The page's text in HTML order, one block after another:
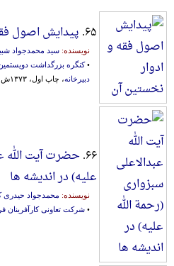
۶۵. پیدایش اصول
نویسنده: سید محمدجواد
•کنگره بزرگداشت
دبیرخانه، چاپ اول، ۱۳۷۳ش.
۶۶. حضرت آیت الله
علیه) در اندیشه ها
نویسنده: محمدجواد حیدری
• شرکت تعاونی کارآفرینان